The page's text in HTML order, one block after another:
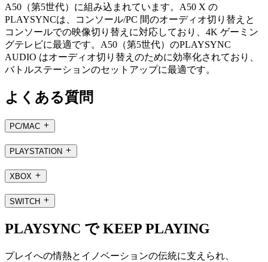
A50（第5世代）に組み込まれています。A50 X の
PLAYSYNCは、コンソール/PC 間のオーディオ切り替えと
コンソールでの映像切り替えに対応しており、4K ゲーミン
グテレビに最適です。A50（第5世代）のPLAYSYNC
AUDIO はオーディオ切り替えのために効率化されており、
バトルステーションのセットアップに最適です。
よくある質問
PC/MAC
PLAYSTATION
XBOX
SWITCH
PLAYSYNC で KEEP PLAYING
プレイへの情熱とイノベーションの伝統に支えられ、